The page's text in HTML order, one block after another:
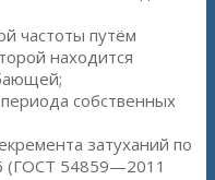
частоты путём
находится
собственных
затуханий по
(ГОСТ 54859—2011